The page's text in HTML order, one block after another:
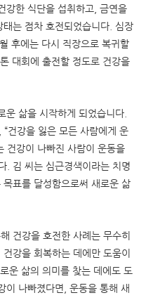
강한 식단을 섭취하고, 금연을
는 점차 호전되었습니다. 심장
후에는 다시 직장으로 복귀할
대회에 출전할 정도로 건강을
운 삶을 시작하게 되었습니다.
“건강을 잃은 모든 사람에게 운
건강이 나빠진 사람이 운동을
. 김 씨는 심근경색이라는 치명
표를 달성함으로써 새로운 삶
건강을 호전한 사례는 무수히
강을 회복하는 데에만 도움이
운 삶의 의미를 찾는 데에도 도
이 나빠졌다면, 운동을 통해 새